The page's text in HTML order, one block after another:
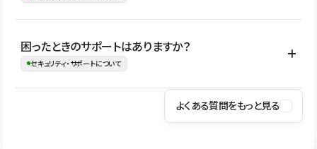
ながらレイアウトに影響を与えずに更新作業を進めやすくなりま
す。
Studioでは、公開サイトやサービスを安全に利用できるよう、通信
の暗号化、データ保護、アクセス管理、脆弱性対策など、複数の観
はSSL/TLSによる通信暗号化に対応しており、悪質なスクリプトの
困ったときのサポートはありますか？
セキュリティ・サポートについて
操作方法や機能については、ヘルプセンターでご確認いただけま
よくある質問をもっと見る